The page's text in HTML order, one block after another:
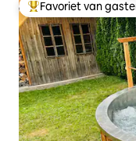
Topfavoriet van
Favoriet van